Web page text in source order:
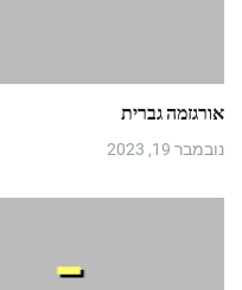
אורגזמה גברית
נובמבר 19, 2023